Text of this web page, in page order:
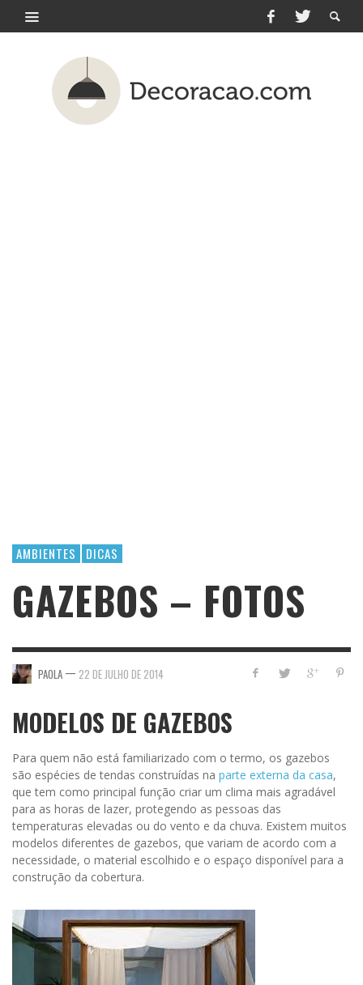
AMBIENTES DICAS
GAZEBOS – FOTOS
PAOLA — 22 DE JULHO DE 2014
MODELOS DE GAZEBOS
Para quem não está familiarizado com o termo, os gazebos
são espécies de tendas construídas na parte externa da casa,
que tem como principal função criar um clima mais agradável
para as horas de lazer, protegendo as pessoas das
temperaturas elevadas ou do vento e da chuva. Existem muitos
modelos diferentes de gazebos, que variam de acordo com a
necessidade, o material escolhido e o espaço disponível para a
construção da cobertura.